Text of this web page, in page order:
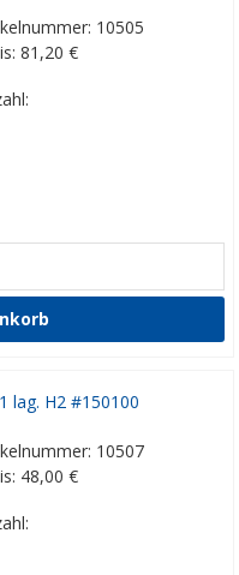
10505
81,20 €
lag. H2 #150100
10507
48,00 €